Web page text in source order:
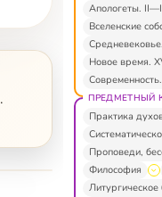
.
Апологеты.
Вселенские
Новое время.
ПРЕДМЕТНЫЙ
Практика
Проповеди,
Философия
Литургическое